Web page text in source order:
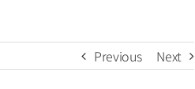
Previous Next